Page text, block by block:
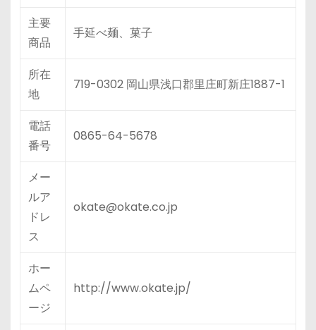
主要
商品
手延べ麺、菓子
所在
地
719-0302 岡山県浅口郡里庄町新庄1887-1
電話
番号
0865-64-5678
メー
ルア
ドレ
ス
okate@okate.co.jp
ホー
ムペ
ージ
http://www.okate.jp/